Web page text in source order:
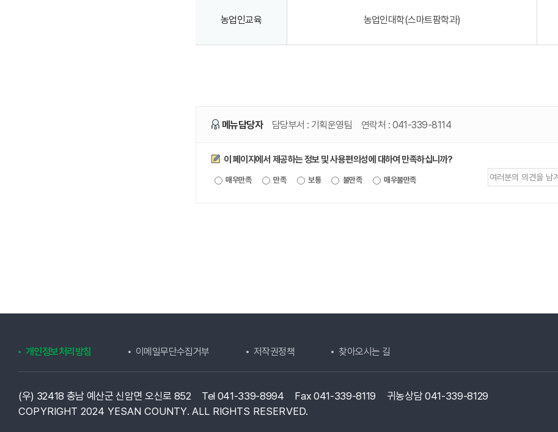
농업인교육 농업인대학(스마트팜학과)
메뉴담당자 담당부서 : 기획운영팀 연락처 : 041-339-8114
만족도조사
이 페이지에서 제공하는 정보 및 사용편의성에 대하여 만족하십니까?
매우만족 만족 보통 불만족 매우불만족
개인정보처리방침 이메일무단수집거부 저작권정책 찾아오시는 길
(우) 32418 충남 예산군 신암면 오신로 852 Tel 041-339-8994 Fax 041-339-8119
귀농상담 041-339-8129
COPYRIGHT 2024 YESAN COUNTY. ALL RIGHTS RESERVED.